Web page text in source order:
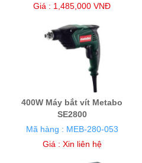
Giá : 1,485,000 VNĐ
400W Máy bắt vít Metabo
SE2800
Mã hàng : MEB-280-053
Giá : Xin liên hệ